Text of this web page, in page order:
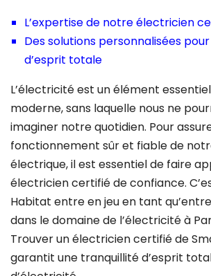
L’expertise de notre électricien
Des solutions personnalisées
d’esprit totale
L’électricité est un élément
moderne, sans laquelle nous ne
imaginer notre quotidien. Pour
fonctionnement sûr et fiable de
électrique, il est essentiel de faire
électricien certifié de confiance.
Habitat entre en jeu en tant
dans le domaine de l’électricité à
Trouver un électricien certifié de
garantit une tranquillité d’esprit